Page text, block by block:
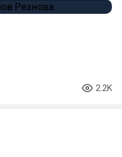
2.2K